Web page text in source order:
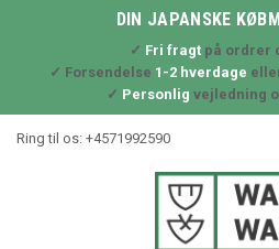
DIN JAPANSKE
✓ Fri fragtpå ordrer
✓ Forsendelse 1-2 hverdage
✓ Personlig vejledning
Ring til os: +4571992590